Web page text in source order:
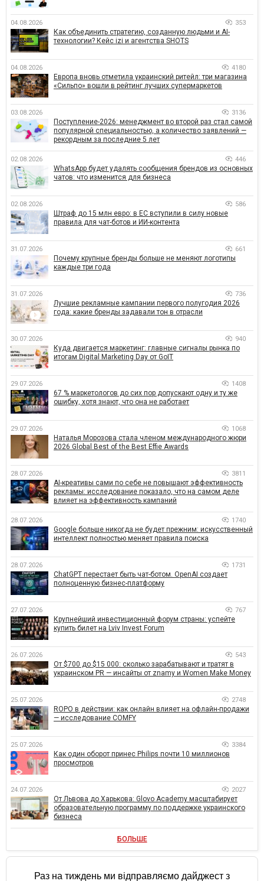
04.08.2026 353
Как объединить стратегию, созданную людьми и AI-
технологии? Кейс izi и агентства SHOTS
04.08.2026 4180
Европа вновь отметила украинский ритейл: три магазина
«Сильпо» вошли в рейтинг лучших супермаркетов
03.08.2026 3136
Поступление-2026: менеджмент во второй раз стал самой
популярной специальностью, а количество заявлений —
рекордным за последние 5 лет
02.08.2026 446
WhatsApp будет удалять сообщения брендов из основных
чатов: что изменится для бизнеса
02.08.2026 586
Штраф до 15 млн евро: в ЕС вступили в силу новые
правила для чат-ботов и ИИ-контента
31.07.2026 661
Почему крупные бренды больше не меняют логотипы
каждые три года
31.07.2026 736
Лучшие рекламные кампании первого полугодия 2026
года: какие бренды задавали тон в отрасли
30.07.2026 940
Куда двигается маркетинг: главные сигналы рынка по
итогам Digital Marketing Day от GoIT
29.07.2026 1408
67 % маркетологов до сих пор допускают одну и ту же
ошибку, хотя знают, что она не работает
29.07.2026 1068
Наталья Морозова стала членом международного жюри
2026 Global Best of the Best Effie Awards
28.07.2026 3811
AI-креативы сами по себе не повышают эффективность
рекламы: исследование показало, что на самом деле
влияет на эффективность кампаний
28.07.2026 1740
Google больше никогда не будет прежним: искусственный
интеллект полностью меняет правила поиска
28.07.2026 1731
ChatGPT перестает быть чат-ботом. OpenAI создает
полноценную бизнес-платформу
27.07.2026 767
Крупнейший инвестиционный форум страны: успейте
купить билет на Lviv Invest Forum
26.07.2026 543
От $700 до $15 000: сколько зарабатывают и тратят в
украинском PR — инсайты от znamy и Women Make Money
25.07.2026 2748
ROPO в действии: как онлайн влияет на офлайн-продажи
— исследование COMFY
25.07.2026 3384
Как один оборот принес Philips почти 10 миллионов
просмотров
24.07.2026 2027
От Львова до Харькова: Glovo Academy масштабирует
образовательную программу по поддержке украинского
бизнеса
БОЛЬШЕ
Раз на тиждень ми відправляємо дайджест з